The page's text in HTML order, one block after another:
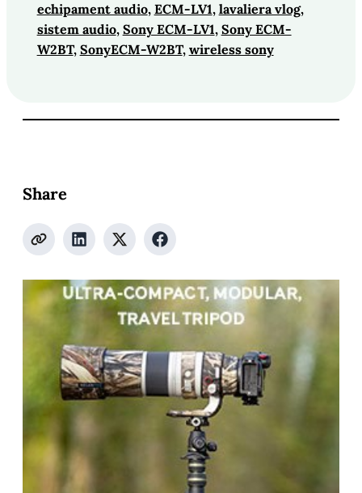
echipament audio, ECM-LV1, lavaliera vlog ,
sistem audio, Sony ECM-LV1, Sony ECM-
W2BT, SonyECM-W2BT, wireless sony
Share